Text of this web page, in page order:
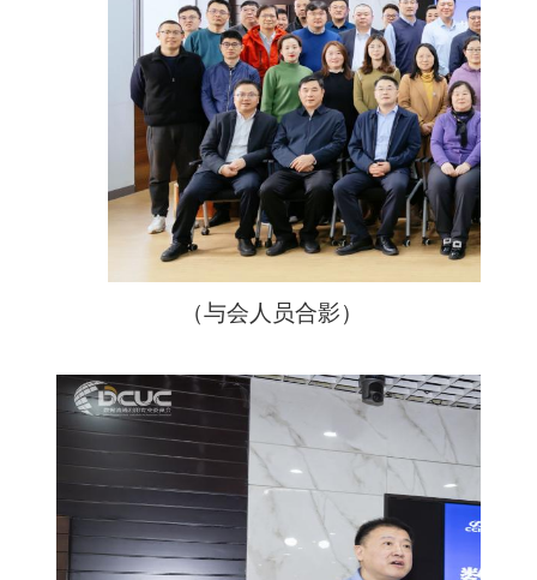
（与会人员合影）